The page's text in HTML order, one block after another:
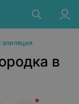
эпиляция
в